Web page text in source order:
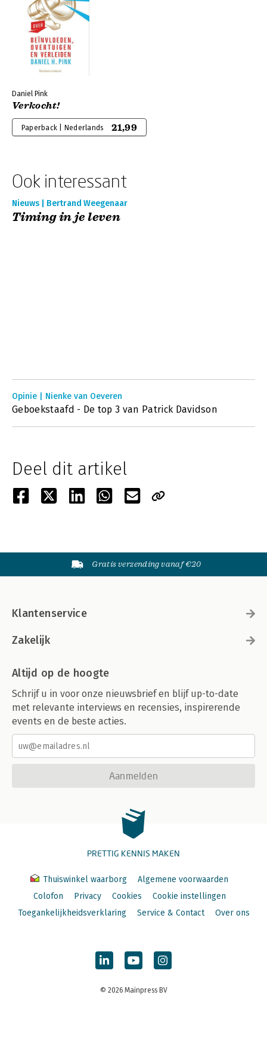
Daniel Pink
Verkocht!
Paperback | Nederlands 21,99
Ook interessant
Nieuws | Bertrand Weegenaar
Timing in je leven
Opinie | Nienke van Oeveren
Geboekstaafd - De top 3 van Patrick Davidson
Deel dit artikel
Gratis verzending vanaf €20
Klantenservice
Zakelijk
Altijd op de hoogte
Schrijf u in voor onze nieuwsbrief en blijf up-to-date
met relevante interviews en recensies, inspirerende
events en de beste acties.
Aanmelden
PRETTIG KENNIS MAKEN
Thuiswinkel waarborg
Algemene voorwaarden
Colofon
Privacy Cookies
Cookie instellingen
Toegankelijkheidsverklaring
Service & Contact Over ons
© 2026 Mainpress BV